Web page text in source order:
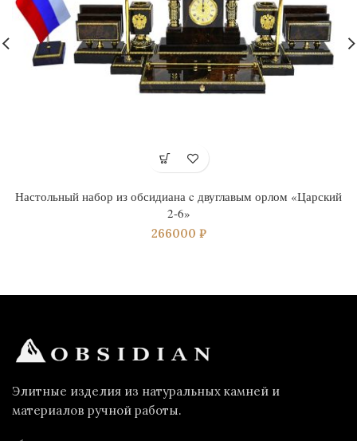
Настольный набор из обсидиана c двуглавым орлом «Царский
2-6»
266000 ₽
Элитные изделия из натуральных камней и
материалов ручной работы.